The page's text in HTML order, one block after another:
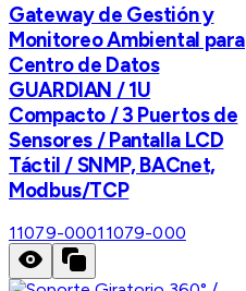
Gateway de Gestión y
Monitoreo Ambiental para
Centro de Datos
GUARDIAN / 1U
Compacto / 3 Puertos de
Sensores / Pantalla LCD
Táctil / SNMP, BACnet,
Modbus/TCP
11079-00011079-000